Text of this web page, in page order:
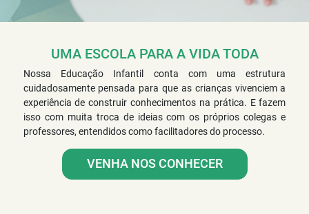
UMA ESCOLA PARA A VIDA TODA
Nossa Educação Infantil conta com uma estrutura
cuidadosamente pensada para que as crianças vivenciem a
experiência de construir conhecimentos na prática. E fazem
isso com muita troca de ideias com os próprios colegas e
professores, entendidos como facilitadores do processo.
VENHA NOS CONHECER